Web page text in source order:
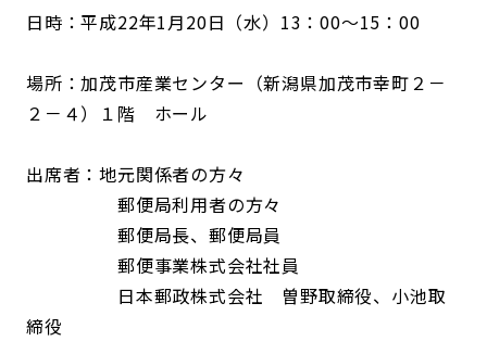
日時：平成22年1月20日（水）13：00～15：00
場所：加茂市産業センター（新潟県加茂市幸町２－
２－４）１階 ホール
出席者：地元関係者の方々
郵便局利用者の方々
郵便局長、郵便局員
郵便事業株式会社社員
日本郵政株式会社 曽野取締役、小池取
締役